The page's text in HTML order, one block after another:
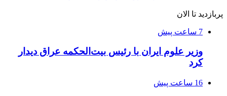
پربازدید تا الان
7 ساعت پیش
وزیر علوم ایران با رئیس بیت‌الحکمه عراق دیدار
کرد
16 ساعت پیش